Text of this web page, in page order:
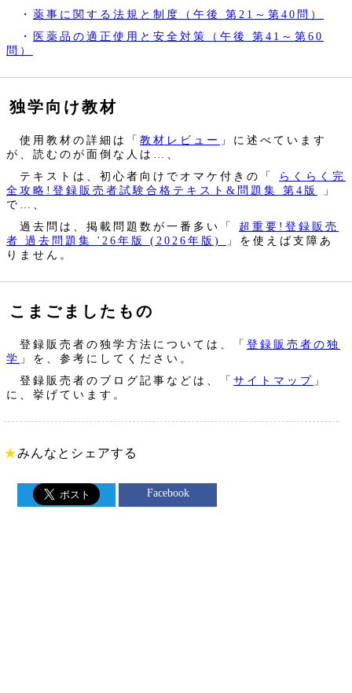
・ 薬事に関する法規と制度（午後 第21～第40問）
・
医薬品の適正使用と安全対策（午後 第41～第60
問）
独学向け教材
使用教材の詳細は「 教材レビュー 」に述べています
が、読むのが面倒な人は…、
テキストは、初心者向けでオマケ付きの「
らくらく完
全攻略!登録販売者試験合格テキスト&問題集 第4版
」
で…、
過去問は、掲載問題数が一番多い「
超重要!登録販売
者 過去問題集 '26年版 (2026年版)
」を使えば支障あ
りません。
こまごましたもの
登録販売者の独学方法については、「 登録販売者の独
学 」を、参考にしてください。
登録販売者のブログ記事などは、「 サイトマップ 」
に、挙げています。
★みんなとシェアする
Facebook